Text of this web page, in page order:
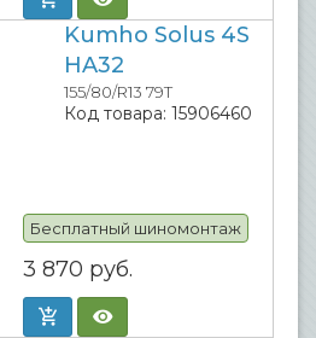
Kumho Solus 4S
HA32
155/80/R13 79T
Код товара: 15906460
Бесплатный шиномонтаж
3 870 руб.